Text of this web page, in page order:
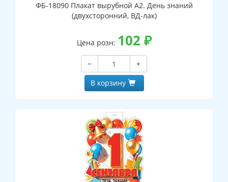
ФБ-18090 Плакат вырубной А2. День знаний
(двухсторонний, ВД-лак)
Цена розн: 102 ₽
−
+
В корзину